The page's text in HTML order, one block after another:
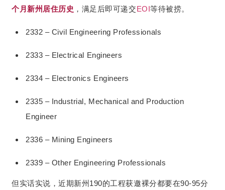
个月新州居住历史 ，满足后即可递交EOI等待被捞。
2332 – Civil Engineering Professionals
2333 – Electrical Engineers
2334 – Electronics Engineers
2335 – Industrial, Mechanical and Production
Engineer
2336 – Mining Engineers
2339 – Other Engineering Professionals
但实话实说，近期新州190的工程获邀裸分都要在90-95分